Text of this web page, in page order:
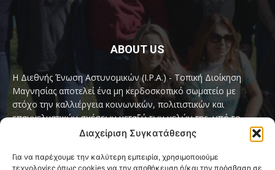
Διαχείριση Συγκατάθεσης
Για να παρέχουμε την καλύτερη εμπειρία, χρησιμοποιούμε
τεχνολογίες όπως cookies για την αποθήκευση ή/και την πρόσβαση σε
ABOUT US
Η Διεθνής Ένωση Αστυνομικών (I.P.A.) - Τοπική Διοίκηση
Μαγνησίας αποτελεί ένα μη κερδοσκοπικό σωματείο με
στόχο την καλλιέργεια κοινωνικών, πολιτιστικών και
επαγγελματικών σχέσεων μεταξύ των μελών της, υπό το
παγκόσμιο σύνθημα «Servo per Amikeco» (Υπηρετώ δια της